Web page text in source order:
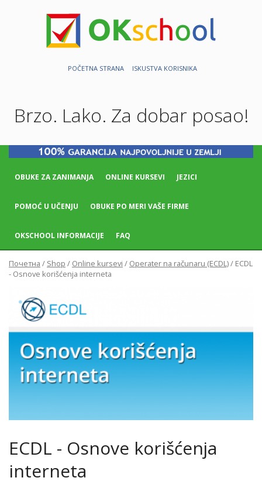
POČETNA STRANA ISKUSTVA KORISNIKA
Brzo. Lako. Za dobar posao!
OBUKE ZA ZANIMANJA ONLINE KURSEVI JEZICI
POMOĆ U UČENJU OBUKE PO MERI VAŠE FIRME
OKSCHOOL INFORMACIJE FAQ
Почетна / Shop / Online kursevi / Operater na računaru (ECDL)/ ECDL
- Osnove korišćenja interneta
ECDL - Osnove korišćenja
interneta